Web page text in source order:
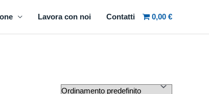
Lavora con noi Contatti 0,00 €